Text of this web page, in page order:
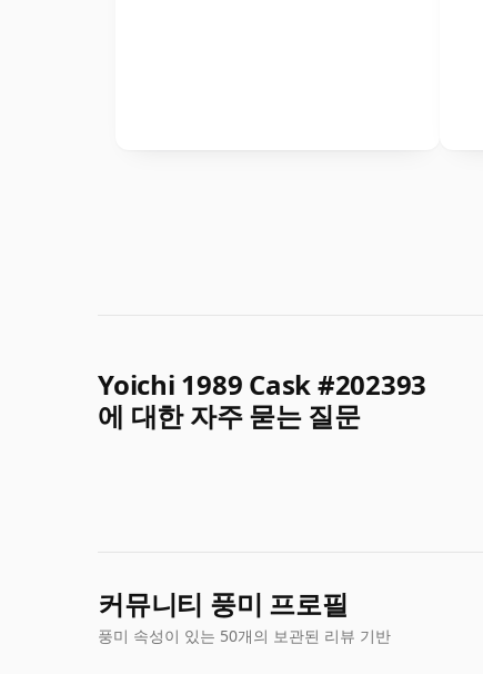
Yoichi 1989 Cask #202393
에 대한 자주 묻는 질문
커뮤니티 풍미 프로필
풍미 속성이 있는 50개의 보관된 리뷰 기반